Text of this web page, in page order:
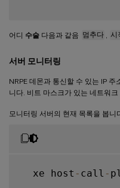
어디 수술 다음과 같음 멈추다 시
서버 모니터링
NRPE 데몬과 통신할 수 있는 IP
니다. 비트 마스크가 있는 네트워크
모니터링 서버의 현재 목록을 봅니
  xe host
- call -